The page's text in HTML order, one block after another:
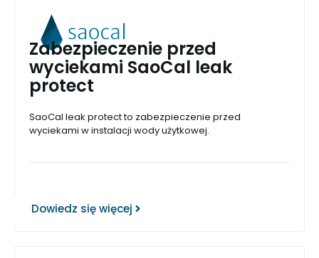
Zabezpieczenie przed
wyciekami SaoCal leak
protect
SaoCal leak protect to zabezpieczenie przed
wyciekami w instalacji wody użytkowej.
Dowiedz się więcej